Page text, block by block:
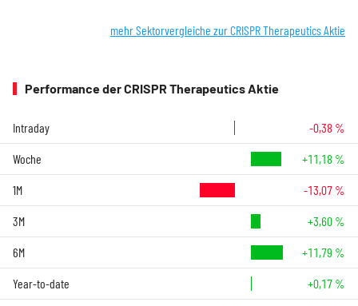
mehr Sektorvergleiche zur CRISPR Therapeutics Aktie
Performance der CRISPR Therapeutics Aktie
Intraday -0,38 %
Woche +11,18 %
1M -13,07 %
3M +3,60 %
6M +11,79 %
Year-to-date +0,17 %